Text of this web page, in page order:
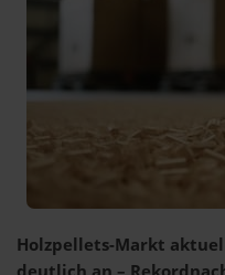
Holzpellets-Markt